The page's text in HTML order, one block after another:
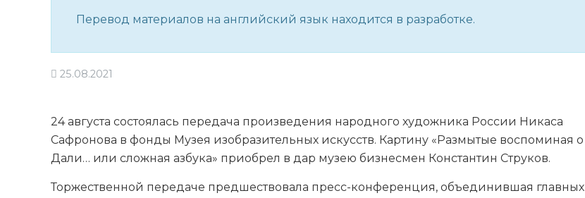
Перевод материалов на английский язык находится в разработке.
25.08.2021
24 августа состоялась передача произведения народного художника России Никаса
Сафронова в фонды Музея изобразительных искусств. Картину «Размытые воспоминая о
Дали… или сложная азбука» приобрел в дар музею бизнесмен Константин Струков.
Торжественной передаче предшествовала пресс-конференция, объединившая главных